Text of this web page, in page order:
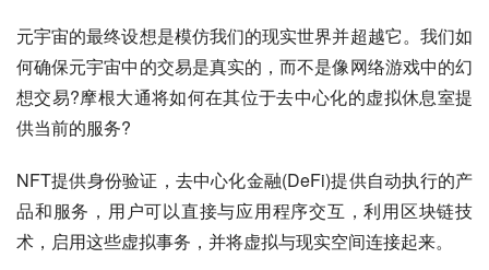
元宇宙的最终设想是模仿我们的现实世界并超越它。我们如
何确保元宇宙中的交易是真实的，而不是像网络游戏中的幻
想交易?摩根大通将如何在其位于去中心化的虚拟休息室提
供当前的服务?
NFT提供身份验证，去中心化金融(DeFi)提供自动执行的产
品和服务，用户可以直接与应用程序交互，利用区块链技
术，启用这些虚拟事务，并将虚拟与现实空间连接起来。